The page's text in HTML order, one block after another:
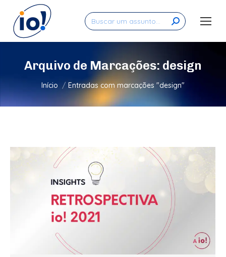
Search:
Arquivo de Marcações: design
Você está aqui:
Início Entradas com marcações "design"